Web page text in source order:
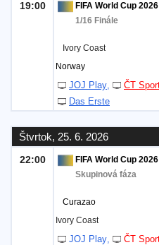
19:00
FIFA World Cup 2026
1/16 Finále
Ivory Coast
Norway
JOJ Play ČT
Das Erste
Štvrtok, 25. 6. 2026
22:00
FIFA World Cup 2026
Skupinová fáza
Curazao
Ivory Coast
JOJ Play ČT